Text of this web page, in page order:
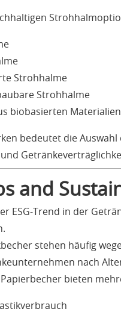
Strohhalme
Strohhalme
biobasierten Materialien
bedeutet die
and
ESG-Trend in der
stehen häufig
nach
bieten